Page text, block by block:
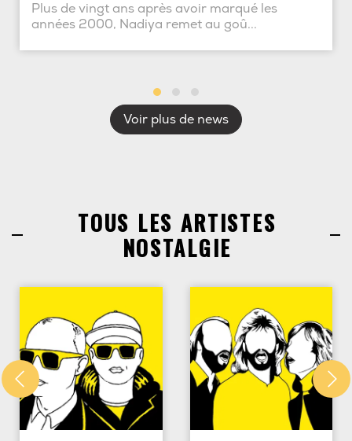
Plus de vingt ans après avoir marqué les
années 2000, Nadiya remet au goû...
Voir plus de news
TOUS LES ARTISTES
NOSTALGIE